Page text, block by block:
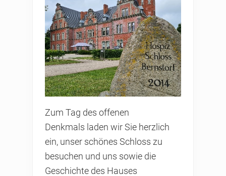
Zum Tag des offenen
Denkmals laden wir Sie herzlich
ein, unser schönes Schloss zu
besuchen und uns sowie die
Geschichte des Hauses